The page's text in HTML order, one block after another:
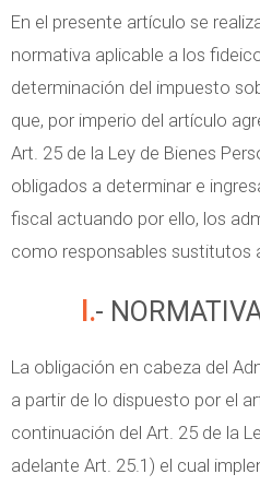
En el presente artículo se
normativa aplicable a los
determinación del impuesto
que, por imperio del artículo
Art. 25 de la Ley de Bienes
obligados a determinar e
fiscal actuando por ello, los
como responsables sustitutos
I.-
La obligación en cabeza del
a partir de lo dispuesto por el
continuación del Art. 25 de la
adelante Art. 25.1) el cual